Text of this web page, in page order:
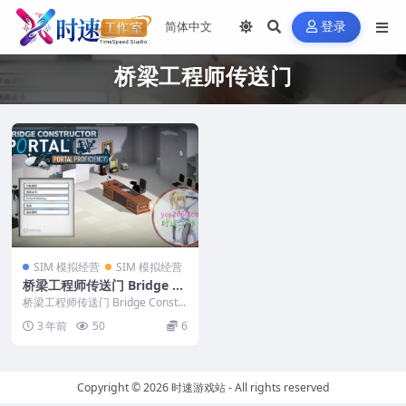
登录
桥梁工程师传送门
SIM 模拟经营 SIM 模拟经营
桥梁工程师传送门 Bridge C
onstructor Portal MAC苹
果电脑游戏 原生中文版 支持
11 12 13 14
桥梁工程师传送门 Bridge Constr
3 年前 50 6
Copyright © 2026时速游戏站- All rights reserved